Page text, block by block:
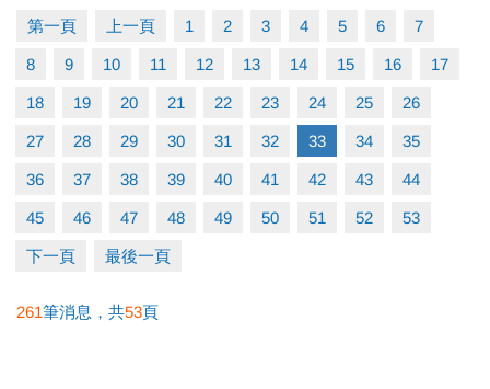
※優惠僅供臨櫃購票使用，如直接使用QR code刷進
※抵用金、U幣限本人使用，故敬老、兒童、幼兒等票
種無法購買，另補票亦不在此活動內。
※進場請遵守泳池、體適能場館管理規範。
第一頁 上一頁 1 2 3 4 5 6 7
8 9 10 11 12 13 14 15 16 17
18 19 20 21 22 23 24 25 26
27 28 29 30 31 32 33 34 35
36 37 38 39 40 41 42 43 44
45 46 47 48 49 50 51 52 53
下一頁 最後一頁
261筆消息，共53頁